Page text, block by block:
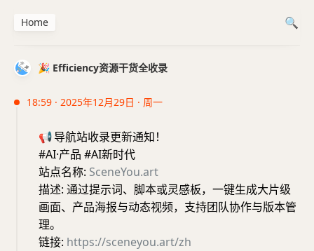
🎉 Efficiency资源干货全收录
18:59 · 2025年12月29日 · 周一
📢导航站收录更新通知！
#AI·产品 #AI新时代
站点名称: SceneYou.art
描述: 通过提示词、脚本或灵感板，一键生成大片级
画面、产品海报与动态视频，支持团队协作与版本管
理。
链接: https://sceneyou.art/zh
Home